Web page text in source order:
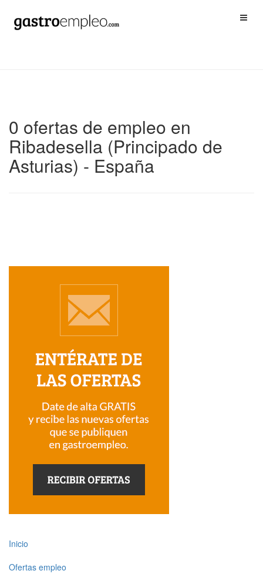
0 ofertas de empleo en
Ribadesella (Principado de
Asturias) - España
Inicio
Ofertas empleo